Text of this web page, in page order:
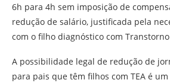
6h para 4h sem imposição de
redução de salário, justificada pela
com o filho diagnóstico com
A possibilidade legal de redução de
para pais que têm filhos com TEA é